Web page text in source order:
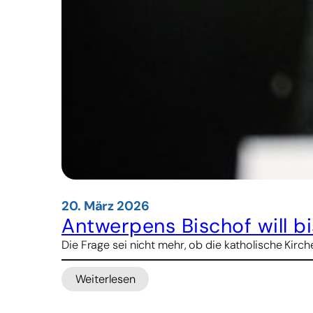
20. März 2026
Antwerpens Bischof will
Die Frage sei nicht mehr, ob die katholische
Weiterlesen
: